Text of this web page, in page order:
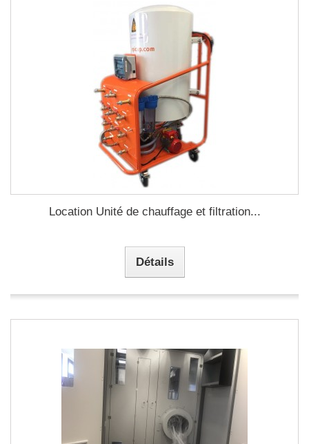
Location Unité de chauffage et filtration...
Détails